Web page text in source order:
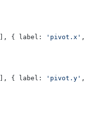
], { label: 'pivot.x' ,
], { label: 'pivot.y' ,